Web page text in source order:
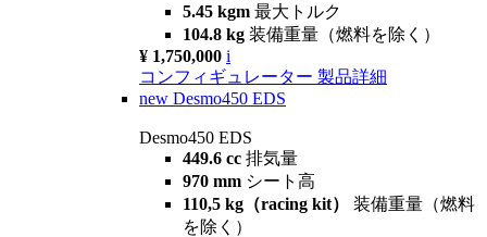
5.45 kgm 最大トルク
104.8 kg 装備重量（燃料を除く）
¥ 1,750,000 i
コンフィギュレーター 製品詳細
new Desmo450 EDS
Desmo450 EDS
449.6 cc 排気量
970 mm シート高
110,5 kg（racing kit） 装備重量（燃料
を除く）